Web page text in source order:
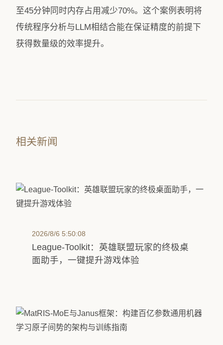
至45分钟同时内存占用减少70%。这个案例表明将
传统程序分析与LLM相结合能在保证精度的前提下
获得数量级的效率提升。
相关新闻
2026/8/6 5:50:08
League-Toolkit：英雄联盟玩家的终极桌
面助手，一键提升游戏体验